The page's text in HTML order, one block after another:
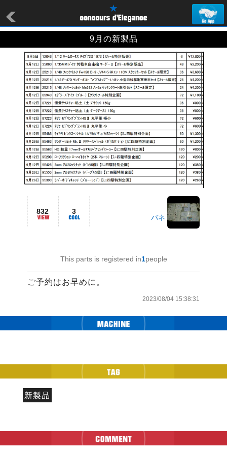
9月の新製品
832 3
バネ
This parts is registered in1people
ご予約はお早めに。
2023/08/04 15:38:31
新製品